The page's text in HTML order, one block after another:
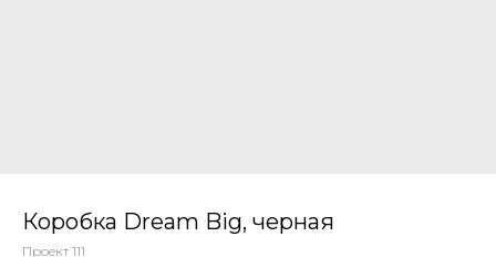
Коробка Dream Big, черная
Проект 111